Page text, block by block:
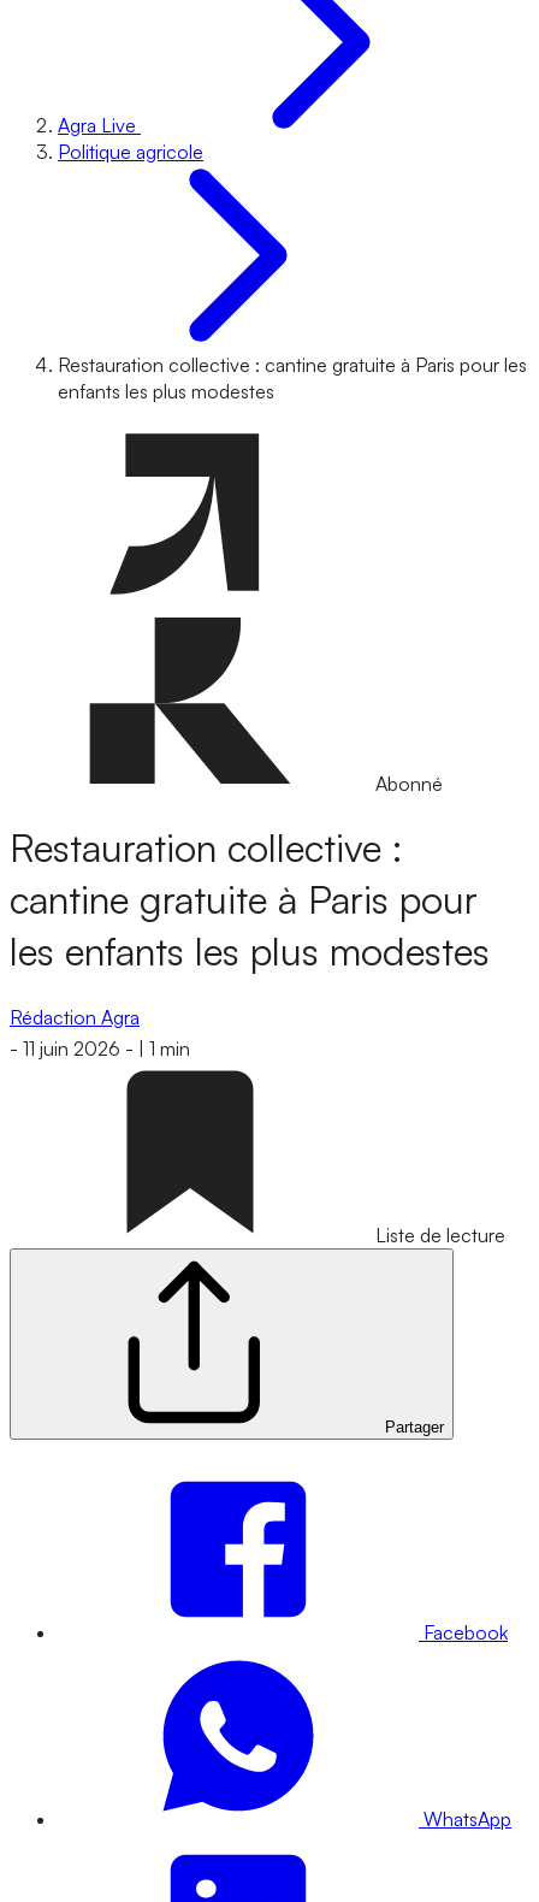
Agra Live
Politique agricole
Restauration collective : cantine gratuite à Paris pour les
enfants les plus modestes
Abonné
Restauration collective :
cantine gratuite à Paris pour
les enfants les plus modestes
Rédaction Agra
- 11 juin 2026 - 1 min
Liste de lecture
Partager
Facebook
WhatsApp